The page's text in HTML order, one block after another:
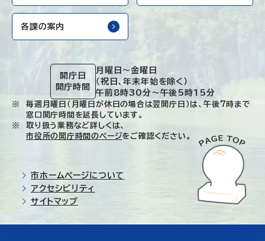
各課の案内
開庁日
開庁時間
月曜日～金曜日
（祝日、年末年始を除く）
午前8時30分～午後5時15分
毎週月曜日（月曜日が休日の場合は翌開庁日）は、午後7時まで
窓口開庁時間を延長しています。
取り扱う業務など詳しくは、
市役所の開庁時間のページをご確認ください。
市ホームページについて
アクセシビリティ
サイトマップ